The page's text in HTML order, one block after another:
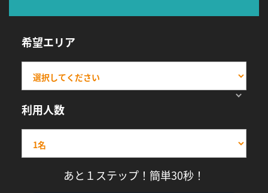
希望エリア
利用人数
あと１ステップ！簡単30秒！